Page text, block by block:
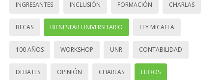
INGRESANTES INCLUSIÓN FORMACIÓN CHARLAS
BECAS BIENESTAR UNIVERSITARIO LEY MICAELA
100 AÑOS WORKSHOP UNR CONTABILIDAD
DEBATES OPINIÓN CHARLAS LIBROS